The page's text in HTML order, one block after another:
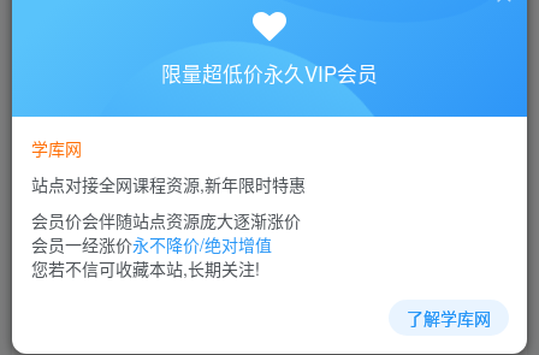
【淘客基础】做淘宝客轻松收入8K传智教程
此内容为付费资源，请付费后查看
10
立即购买
您当前未登录！建议登陆后购买，可保存购买订单
限量超低价永久VIP会员
学库网
站点对接全网课程资源,新年限时特惠
会员价会伴随站点资源庞大逐渐涨价
会员一经涨价永不降价/绝对增值
您若不信可收藏本站,长期关注!
了解学库网